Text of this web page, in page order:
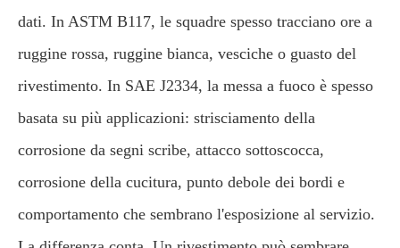
dati. In ASTM B117, le squadre spesso tracciano ore a
ruggine rossa, ruggine bianca, vesciche o guasto del
rivestimento. In SAE J2334, la messa a fuoco è spesso
basata su più applicazioni: strisciamento della
corrosione da segni scribe, attacco sottoscocca,
corrosione della cucitura, punto debole dei bordi e
comportamento che sembrano l'esposizione al servizio.